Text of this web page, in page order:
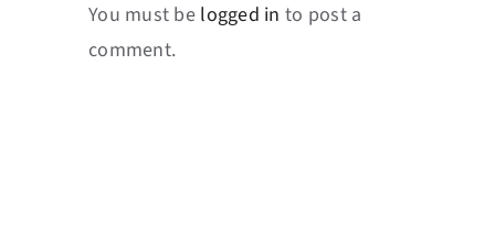
You must be logged in to post a
comment.